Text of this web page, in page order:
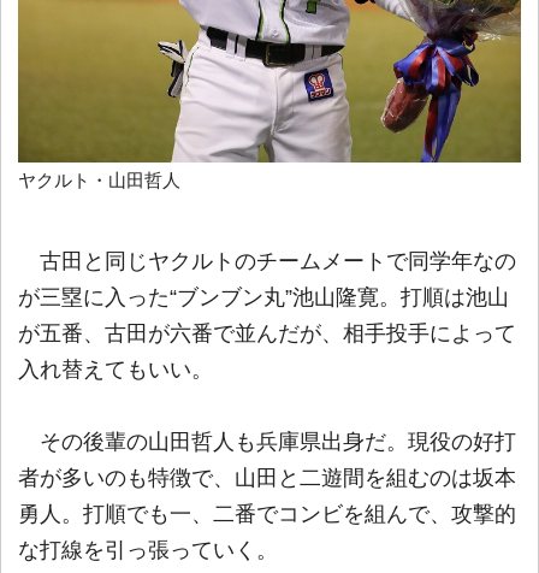
ヤクルト・山田哲人
古田と同じヤクルトのチームメートで同学年なの
が三塁に入った“ブンブン丸”池山隆寛。打順は池山
が五番、古田が六番で並んだが、相手投手によって
入れ替えてもいい。
その後輩の山田哲人も兵庫県出身だ。現役の好打
者が多いのも特徴で、山田と二遊間を組むのは坂本
勇人。打順でも一、二番でコンビを組んで、攻撃的
な打線を引っ張っていく。